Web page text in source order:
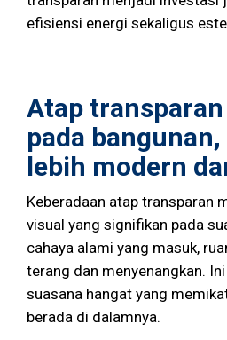
efisiensi energi sekaligus
Atap
pada
lebih modern
Keberadaan atap transparan
visual yang signifikan pada
cahaya alami yang masuk,
terang dan menyenangkan.
suasana hangat yang
berada di dalamnya.